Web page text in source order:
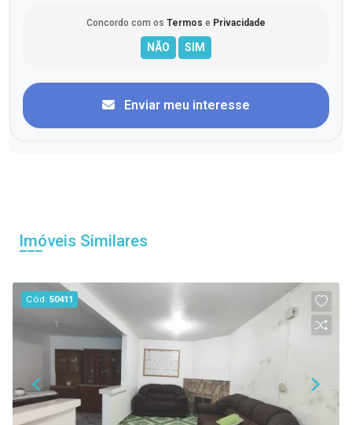
Concordo com os Termos e Privacidade
Enviar meu interesse
Imóveis Similares
Cód.50411